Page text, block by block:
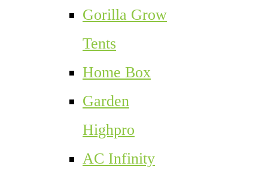
Gorilla Grow
Tents
Home Box
Garden
Highpro
AC Infinity